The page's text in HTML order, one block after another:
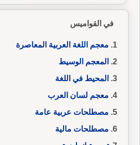
في القواميس
معجم اللغة العربية المعاصرة
المعجم الوسيط
المحيط في اللغة
معجم لسان العرب
مصطلحات عربية عامة
مصطلحات مالية